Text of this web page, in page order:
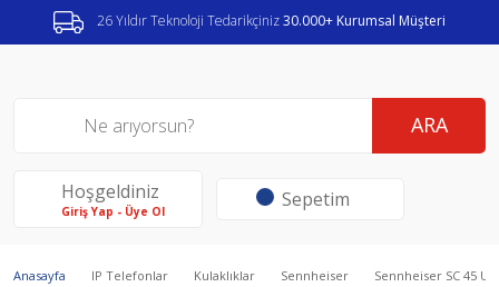
26 Yıldır Teknoloji Tedarikçiniz30.000+ Kurumsal Müşteri
ARA
Hoşgeldiniz
Giriş Yap - Üye Ol Sepetim
Anasayfa IP Telefonlar Kulaklıklar Sennheiser Sennheiser SC 45